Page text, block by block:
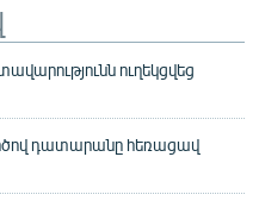
ուղեկցվեց
դատարանը հեռացավ